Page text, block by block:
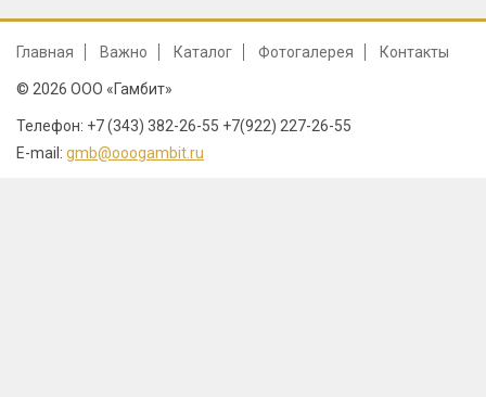
Главная Важно Каталог Фотогалерея Контакты
© 2026 ООО «Гамбит»
Телефон: +7 (343) 382-26-55 +7(922) 227-26-55
E-mail: gmb@ooogambit.ru